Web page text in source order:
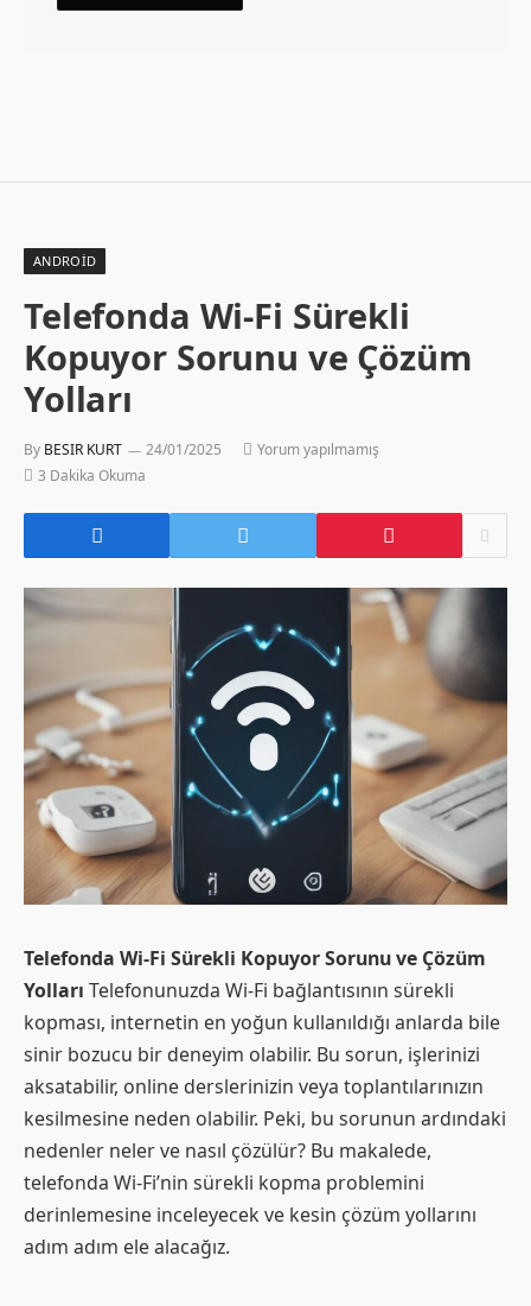
ANDROID
Telefonda Wi-Fi Sürekli
Kopuyor Sorunu ve Çözüm
Yolları
By BESIR KURT 24/01/2025
Yorum yapılmamış
3 Dakika Okuma
Telefonda Wi-Fi Sürekli Kopuyor Sorunu ve Çözüm
Yolları Telefonunuzda Wi-Fi bağlantısının sürekli
kopması, internetin en yoğun kullanıldığı anlarda bile
sinir bozucu bir deneyim olabilir. Bu sorun, işlerinizi
aksatabilir, online derslerinizin veya toplantılarınızın
kesilmesine neden olabilir. Peki, bu sorunun ardındaki
nedenler neler ve nasıl çözülür? Bu makalede,
telefonda Wi-Fi’nin sürekli kopma problemini
derinlemesine inceleyecek ve kesin çözüm yollarını
adım adım ele alacağız.